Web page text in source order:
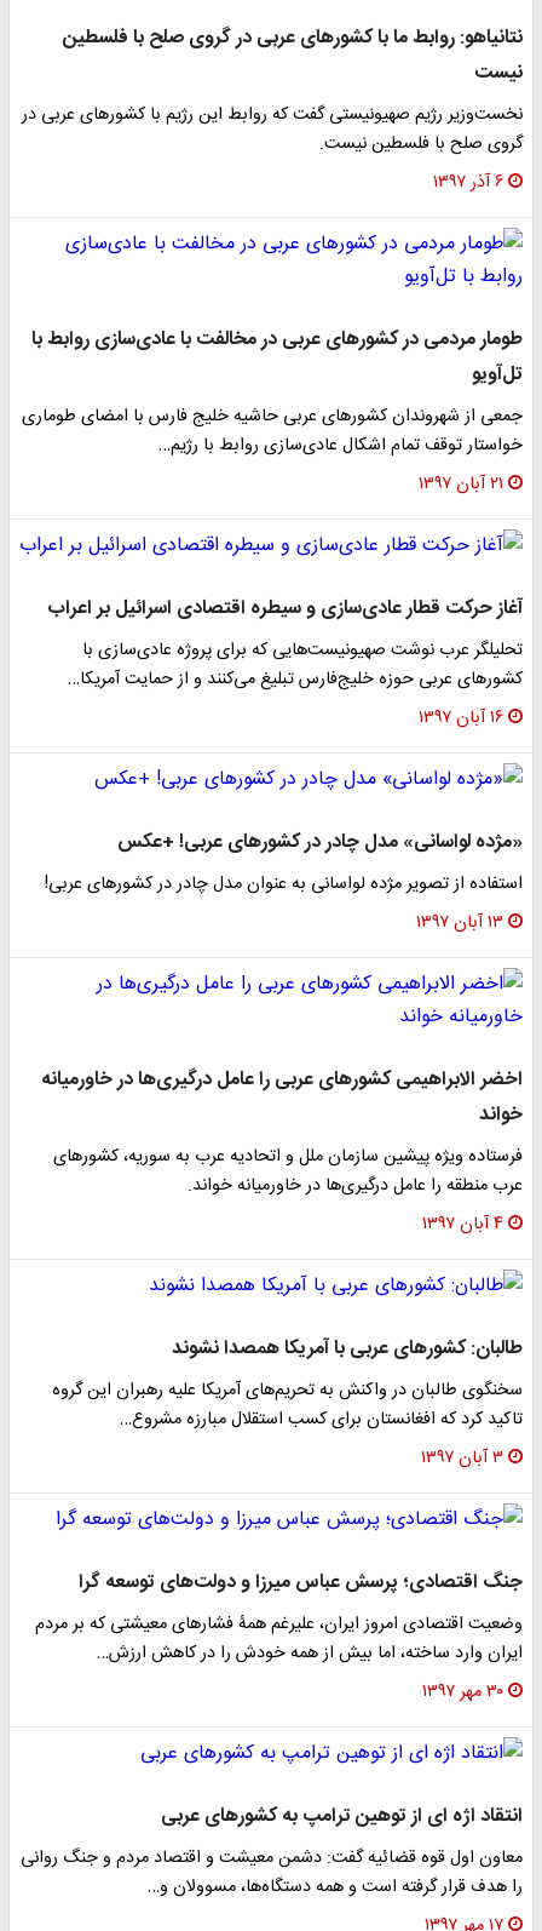
نتانیاهو: روابط ما با کشور‌های عربی در گروی صلح با فلسطین
نیست
نخست‌وزیر رژیم صهیونیستی گفت که روابط این رژیم با کشور‌های عربی در
گروی صلح با فلسطین نیست.
۶ آذر ۱۳۹۷
طومار مردمی در کشور‌های عربی در مخالفت با عادی‌سازی روابط با
تل‌آویو
جمعی از شهروندان کشور‌های عربی حاشیه خلیج فارس با امضای طوماری
خواستار توقف تمام اشکال عادی‌سازی روابط با رژیم…
۲۱ آبان ۱۳۹۷
آغاز حرکت قطار عادی‌سازی و سیطره اقتصادی اسرائیل بر اعراب
تحلیلگر عرب نوشت صهیونیست‌هایی که برای پروژه عادی‌سازی با
کشور‌های عربی حوزه خلیج‌فارس تبلیغ می‌کنند و از حمایت آمریکا…
۱۶ آبان ۱۳۹۷
«مژده لواسانی» مدل چادر در کشور‌های عربی! +عکس
استفاده از تصویر مژده لواسانی به عنوان مدل چادر در کشور‌های عربی!
۱۳ آبان ۱۳۹۷
اخضر الابراهیمی کشور‌های عربی را عامل درگیری‌ها در خاورمیانه
خواند
فرستاده ویژه پیشین سازمان ملل و اتحادیه عرب به سوریه، کشور‌های
عرب منطقه را عامل درگیری‌ها در خاورمیانه خواند.
۴ آبان ۱۳۹۷
طالبان: کشور‌های عربی با آمریکا همصدا نشوند
سخنگوی طالبان در واکنش به تحریم‌های آمریکا علیه رهبران این گروه
تاکید کرد که افغانستان برای کسب استقلال مبارزه مشروع…
۳ آبان ۱۳۹۷
جنگ اقتصادی؛ پرسش عباس میرزا و دولت‌های توسعه گرا
وضعیت اقتصادی امروز ایران، علیرغم همۀ فشار‌های معیشتی که بر مردم
ایران وارد ساخته، اما بیش از همه خودش را در کاهش ارزش…
۳۰ مهر ۱۳۹۷
انتقاد اژه ای از توهین ترامپ به کشورهای عربی
معاون اول قوه قضائیه گفت: دشمن معیشت و اقتصاد مردم و جنگ روانی
را هدف قرار گرفته است و همه دستگاه‌ها، مسوولان و…